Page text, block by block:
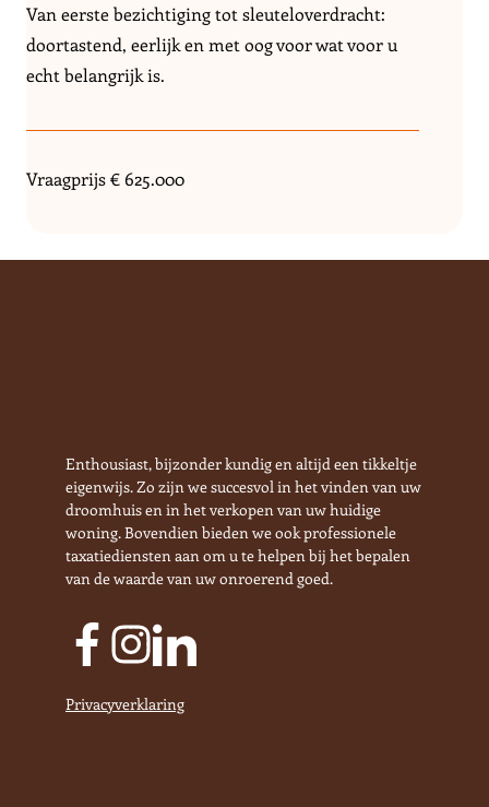
Van eerste bezichtiging tot sleuteloverdracht:
doortastend, eerlijk en met oog voor wat voor u
echt belangrijk is.
Vraagprijs € 625.000
Enthousiast, bijzonder kundig en altijd een tikkeltje
eigenwijs. Zo zijn we succesvol in het vinden van uw
droomhuis en in het verkopen van uw huidige
woning. Bovendien bieden we ook professionele
taxatiediensten aan om u te helpen bij het bepalen
van de waarde van uw onroerend goed.
Privacyverklaring